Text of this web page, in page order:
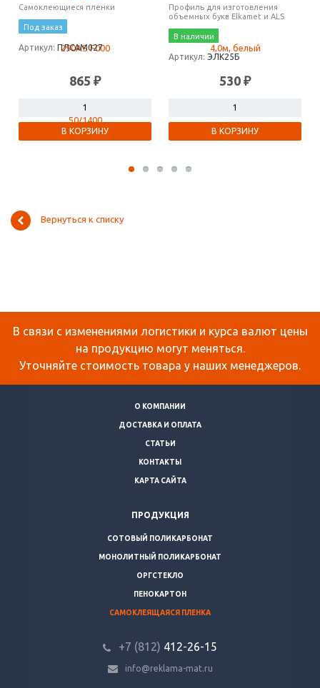
Самоклеющиеся пленки
Под заказ
Артикул: ПЛСАМ027
865 ₽
В КОРЗИНУ
Профиль для изготовления
объемных букв Elkamet и ALS
В наличии
Артикул: ЭЛК25Б
530 ₽
В КОРЗИНУ
Вернуться к списку
В связи с изменениями логистики и курса валют цены
на продукцию могут меняться.
Уточняйте стоимость товара у наших менеджеров.
О КОМПАНИИ
ДОСТАВКА И ОПЛАТА
СТАТЬИ
КОНТАКТЫ
КАРТА САЙТА
ПРОДУКЦИЯ
СОТОВЫЙ ПОЛИКАРБОНАТ
МОНОЛИТНЫЙ ПОЛИКАРБОНАТ
ОРГСТЕКЛО
ПЕНОКАРТОН
САМОКЛЕЯЩАЯСЯ ПЛЕНКА
+7 (812) 412-26-15
info@reklama-mat.ru